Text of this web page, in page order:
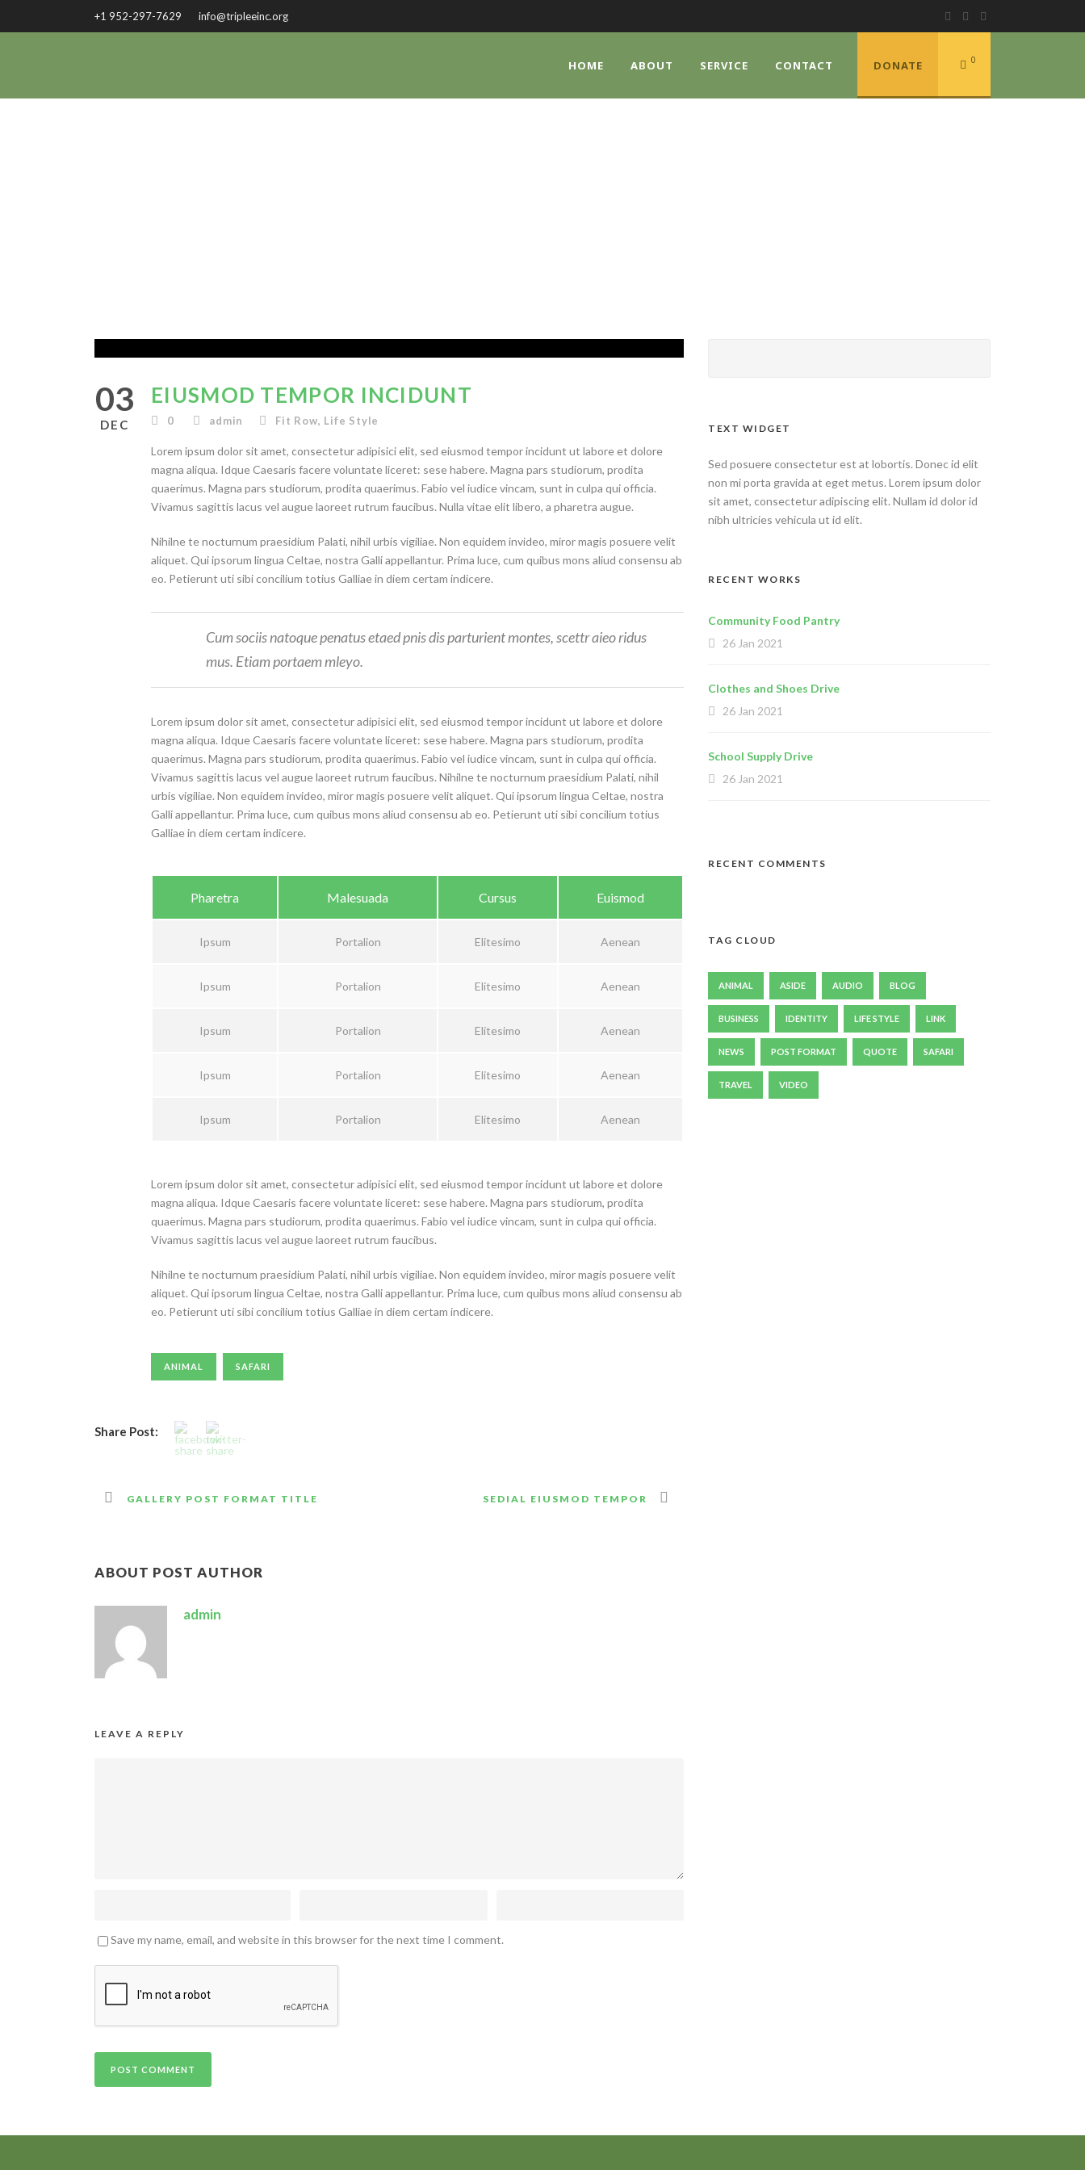
+1 952-297-7629 info@tripleeinc.org
HOME ABOUT SERVICE CONTACT DONATE 0
03
DEC
EIUSMOD TEMPOR INCIDUNT
0 admin Fit Row, Life Style
Lorem ipsum dolor sit amet, consectetur adipisici elit, sed eiusmod tempor incidunt ut labore et dolore
magna aliqua. Idque Caesaris facere voluntate liceret: sese habere. Magna pars studiorum, prodita
quaerimus. Magna pars studiorum, prodita quaerimus. Fabio vel iudice vincam, sunt in culpa qui officia.
Vivamus sagittis lacus vel augue laoreet rutrum faucibus. Nulla vitae elit libero, a pharetra augue.
Nihilne te nocturnum praesidium Palati, nihil urbis vigiliae. Non equidem invideo, miror magis posuere velit
aliquet. Qui ipsorum lingua Celtae, nostra Galli appellantur. Prima luce, cum quibus mons aliud consensu ab
eo. Petierunt uti sibi concilium totius Galliae in diem certam indicere.
Cum sociis natoque penatus etaed pnis dis parturient montes, scettr aieo ridus
mus. Etiam portaem mleyo.
Lorem ipsum dolor sit amet, consectetur adipisici elit, sed eiusmod tempor incidunt ut labore et dolore
magna aliqua. Idque Caesaris facere voluntate liceret: sese habere. Magna pars studiorum, prodita
quaerimus. Magna pars studiorum, prodita quaerimus. Fabio vel iudice vincam, sunt in culpa qui officia.
Vivamus sagittis lacus vel augue laoreet rutrum faucibus. Nihilne te nocturnum praesidium Palati, nihil
urbis vigiliae. Non equidem invideo, miror magis posuere velit aliquet. Qui ipsorum lingua Celtae, nostra
Galli appellantur. Prima luce, cum quibus mons aliud consensu ab eo. Petierunt uti sibi concilium totius
Galliae in diem certam indicere.
Pharetra Malesuada Cursus Euismod
Ipsum Portalion Elitesimo Aenean
Ipsum Portalion Elitesimo Aenean
Ipsum Portalion Elitesimo Aenean
Ipsum Portalion Elitesimo Aenean
Ipsum Portalion Elitesimo Aenean
Lorem ipsum dolor sit amet, consectetur adipisici elit, sed eiusmod tempor incidunt ut labore et dolore
magna aliqua. Idque Caesaris facere voluntate liceret: sese habere. Magna pars studiorum, prodita
quaerimus. Magna pars studiorum, prodita quaerimus. Fabio vel iudice vincam, sunt in culpa qui officia.
Vivamus sagittis lacus vel augue laoreet rutrum faucibus.
Nihilne te nocturnum praesidium Palati, nihil urbis vigiliae. Non equidem invideo, miror magis posuere velit
aliquet. Qui ipsorum lingua Celtae, nostra Galli appellantur. Prima luce, cum quibus mons aliud consensu ab
eo. Petierunt uti sibi concilium totius Galliae in diem certam indicere.
ANIMAL SAFARI
Share Post:
GALLERY POST FORMAT TITLE SEDIAL EIUSMOD TEMPOR
ABOUT POST AUTHOR
admin
LEAVE A REPLY
Save my name, email, and website in this browser for the next time I comment.
TEXT WIDGET
Sed posuere consectetur est at lobortis. Donec id elit
non mi porta gravida at eget metus. Lorem ipsum dolor
sit amet, consectetur adipiscing elit. Nullam id dolor id
nibh ultricies vehicula ut id elit.
RECENT WORKS
Community Food Pantry
26 Jan 2021
Clothes and Shoes Drive
26 Jan 2021
School Supply Drive
26 Jan 2021
RECENT COMMENTS
TAG CLOUD
ANIMAL ASIDE AUDIO BLOG
BUSINESS IDENTITY LIFE STYLE LINK
NEWS POST FORMAT QUOTE SAFARI
TRAVEL VIDEO